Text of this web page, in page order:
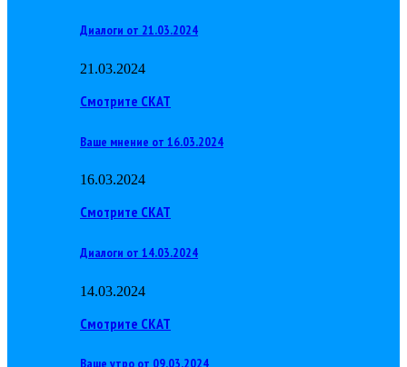
Диалоги от 21.03.2024
21.03.2024
Смотрите СКАТ
Ваше мнение от 16.03.2024
16.03.2024
Смотрите СКАТ
Диалоги от 14.03.2024
14.03.2024
Смотрите СКАТ